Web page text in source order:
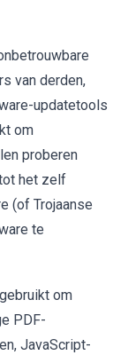
van derden,
updatetools
om
proberen
het zelf
(of Trojaanse
te
om
PDF-
JavaScript-